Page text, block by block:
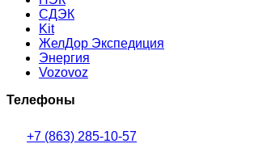
СДЭК
Kit
ЖелДор Экспедиция
Энергия
Vozovoz
Телефоны
+7 (863) 285-10-57